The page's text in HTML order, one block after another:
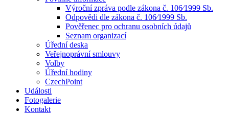
Výroční zpráva podle zákona č. 106⁄1999 Sb.
Odpovědi dle zákona č. 106⁄1999 Sb.
Pověřenec pro ochranu osobních údajů
Seznam organizací
Úřední deska
Veřejnoprávní smlouvy
Volby
Úřední hodiny
CzechPoint
Události
Fotogalerie
Kontakt